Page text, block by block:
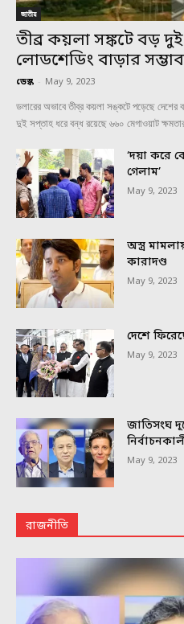
জাতীয়
তীব্র কয়লা সঙ্কটে বড় দুই
লোডশেডিং বাড়ার
ডেস্ক - May 9, 2023
ডলারের অভাবে তীব্র কয়লা সঙ্কটে পড়েছে দেশের
দুই সপ্তাহ ধরে বন্ধ রয়েছে ৬৬০ মেগাওয়াট ক্ষমতার
‘দয়া করে
গেলাম’
May 9, 2023
অস্ত্র
কারাদণ্ড
May 9, 2023
দেশে
May 9, 2023
জাতিসংঘ
May 9, 2023
রাজনীতি